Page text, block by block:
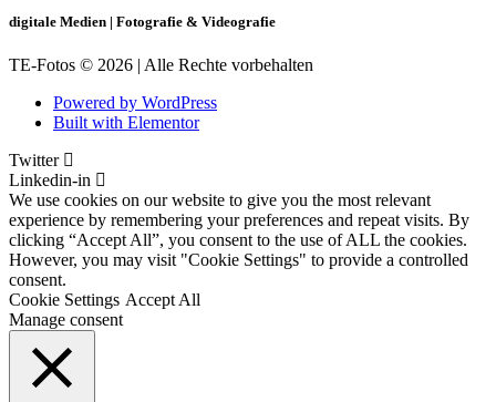
digitale Medien | Fotografie & Videografie
TE-Fotos © 2026 | Alle Rechte vorbehalten
Powered by WordPress
Built with Elementor
Twitter
Linkedin-in
We use cookies on our website to give you the most relevant
experience by remembering your preferences and repeat visits. By
clicking “Accept All”, you consent to the use of ALL the cookies.
However, you may visit "Cookie Settings" to provide a controlled
consent.
Cookie Settings Accept All
Manage consent